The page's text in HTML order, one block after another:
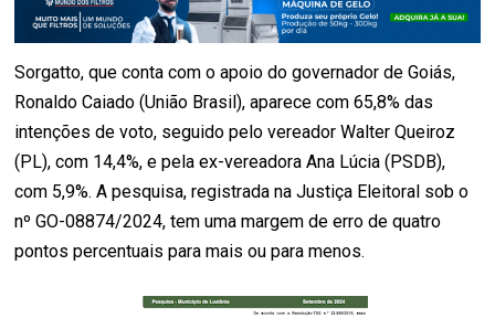
Sorgatto, que conta com o apoio do governador de Goiás,
Ronaldo Caiado (União Brasil), aparece com 65,8% das
intenções de voto, seguido pelo vereador Walter Queiroz
(PL), com 14,4%, e pela ex-vereadora Ana Lúcia (PSDB),
com 5,9%. A pesquisa, registrada na Justiça Eleitoral sob o
nº GO-08874/2024, tem uma margem de erro de quatro
pontos percentuais para mais ou para menos.